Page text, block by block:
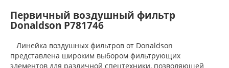
Первичный воздушный фильтр
Donaldson P781746
Линейка воздушных фильтров от Donaldson
представлена широким выбором фильтрующих
элементов для различной спецтехники, позволяющей